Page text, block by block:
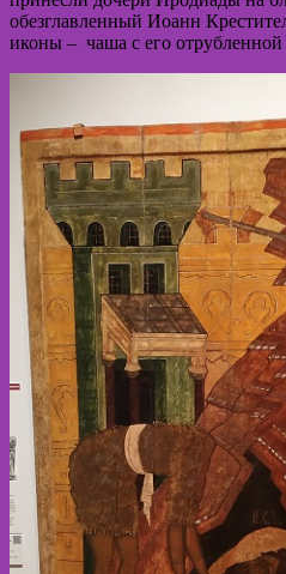
обезглавленный Иоанн
иконы – чаша с его отрубленной